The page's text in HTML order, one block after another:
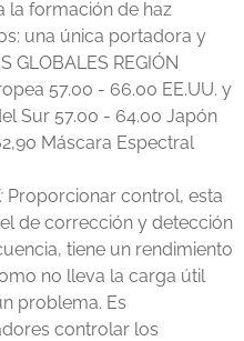
la formación de haz
una única portadora y
GLOBALES REGIÓN
57.00 - 66.00 EE.UU. y
Sur 57.00 - 64.00 Japón
Máscara Espectral
Proporcionar control, esta
de corrección y detección
tiene un rendimiento
no lleva la carga útil
problema. Es
controlar los